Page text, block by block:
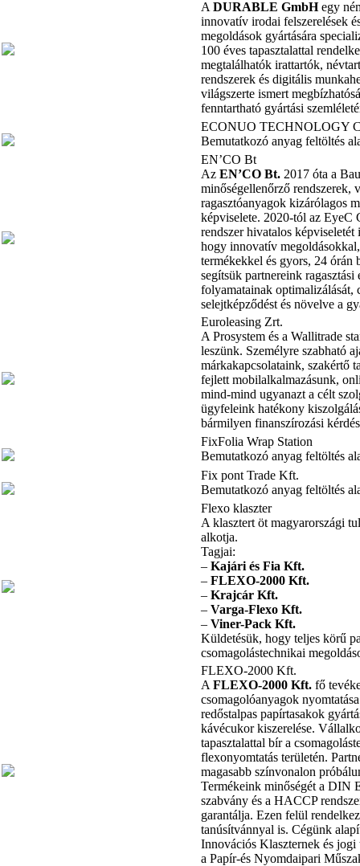
ADURABLE GmbHegy
innovatív irodai felszerelések
megoldások gyártására
100 éves tapasztalattal
megtalálhatók irattartók,
rendszerek és digitális
világszerte ismert
fenntartható gyártási
ECONUO TECHNOLOGY
Bemutatkozó anyag feltöltés
EN’CO Bt
AzEN’CO Bt. 2017 óta a
minőségellenőrző rendszerek,
ragasztóanyagok kizárólagos
képviselete. 2020-tól az EyeC
rendszer hivatalos
hogy innovatív
termékekkel és gyors, 24 órán
segítsük partnereink ragasztási
folyamatainak optimalizálását,
selejtképződést és növelve a
Euroleasing Zrt.
A Prosystem és a Wallitrade
leszünk. Személyre szabható
márkakapcsolataink, szakértő
fejlett mobilalkalmazásunk,
mind-mind ugyanazt a célt
ügyfeleink hatékony
bármilyen finanszírozási
FixFolia Wrap Station
Bemutatkozó anyag feltöltés
Fix pont Trade Kft.
Bemutatkozó anyag feltöltés
Flexo klaszter
A klasztert öt magyarországi
alkotja.
Tagjai:
–Kajári és Fia Kft.
–FLEXO-2000 Kft.
–Krajcár Kft.
–Varga-Flexo Kft.
–Viner-Pack Kft.
Küldetésük, hogy teljes körű
csomagolástechnikai
FLEXO-2000 Kft.
AFLEXO-2000 Kft. fő
csomagolóanyagok
redőstalpas papírtasakok
kávécukor kiszerelése.
tapasztalattal bír a
flexonyomtatás területén.
magasabb színvonalon
Termékeink minőségét a DIN
szabvány és a HACCP
garantálja. Ezen felül
tanúsítvánnyal is. Cégünk
Innovációs Klaszternek és
a Papír-és Nyomdaipari